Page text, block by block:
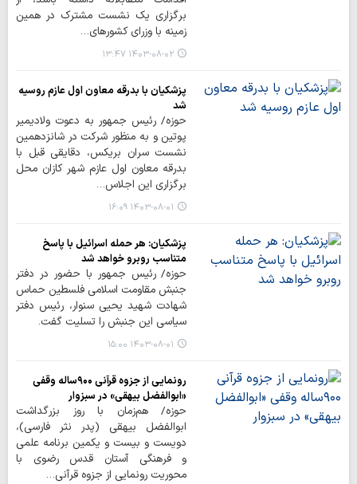
برگزاری یک نشست مشترک در همین
زمینه با وزرای کشورهای…
۱۴۰۳-۰۸-۰۲ ۱۳:۴۷
پزشکیان با بدرقه معاون اول عازم روسیه
شد
حوزه/ رئیس جمهور به دعوت ولادیمیر
پوتین و به منظور شرکت در شانزدهمین
نشست سران بریکس، دقایقی قبل با
بدرقه معاون اول عازم شهر کازان محل
برگزاری این اجلاس…
۱۴۰۳-۰۸-۰۱ ۱۶:۰۹
پزشکیان: هر حمله اسرائیل با پاسخ
متناسب روبرو خواهد شد
حوزه/ رئیس جمهور با حضور در دفتر
جنبش مقاومت اسلامی فلسطین حماس
شهادت شهید یحیی سنوار، رئیس دفتر
سیاسی این جنبش را تسلیت گفت.
۱۴۰۳-۰۸-۰۱ ۱۵:۰۰
رونمایی از جزوه قرآنی ۹۰۰ساله وقفی
«ابوالفضل بیهقی» در سبزوار
حوزه/ هم‌زمان با روز بزرگداشت
ابوالفضل بیهقی (پدر نثر فارسی)،
دویست و بیست و یکمین برنامه علمی
و فرهنگی آستان قدس رضوی با
محوریت رونمایی از جزوه قرآنی…